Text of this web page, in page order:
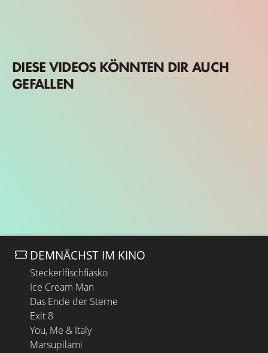
DIESE VIDEOS KÖNNTEN DIR AUCH
GEFALLEN
DEMNÄCHST IM KINO
Steckerlfischfiasko
Ice Cream Man
Das Ende der Sterne
Exit 8
You, Me & Italy
Marsupilami